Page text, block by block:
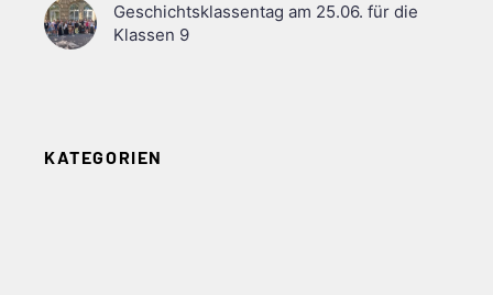
Geschichtsklassentag am 25.06. für die
Klassen 9
KATEGORIEN